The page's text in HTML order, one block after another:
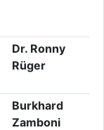
Dr. Ronny
Rüger
Burkhard
Zamboni